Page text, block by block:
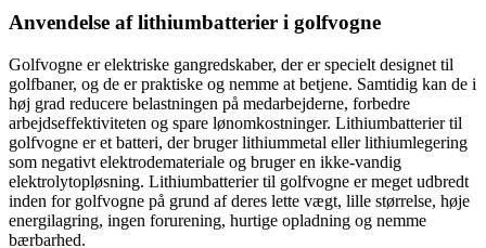
Anvendelse af lithiumbatterier i golfvogne
Golfvogne er elektriske gangredskaber, der er specielt designet til
golfbaner, og de er praktiske og nemme at betjene. Samtidig kan de i
høj grad reducere belastningen på medarbejderne, forbedre
arbejdseffektiviteten og spare lønomkostninger. Lithiumbatterier til
golfvogne er et batteri, der bruger lithiummetal eller lithiumlegering
som negativt elektrodemateriale og bruger en ikke-vandig
elektrolytopløsning. Lithiumbatterier til golfvogne er meget udbredt
inden for golfvogne på grund af deres lette vægt, lille størrelse, høje
energilagring, ingen forurening, hurtige opladning og nemme
bærbarhed.